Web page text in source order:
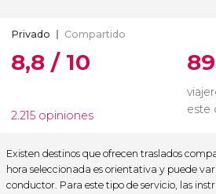
Privado Compartido
8,8 / 10
2.215 opiniones
este
Existen destinos que ofrecen traslados
hora seleccionada es orientativa y puede
conductor. Para este tipo de servicio, las